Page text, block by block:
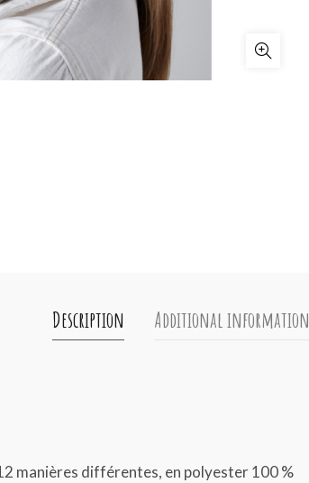
Description Additional information
manières différentes, en polyester 100 %